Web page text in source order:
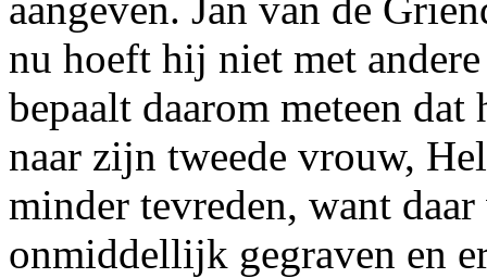
nu hoeft hij niet met
bepaalt daarom meteen
naar zijn tweede vrouw,
minder tevreden, want
onmiddellijk gegraven en